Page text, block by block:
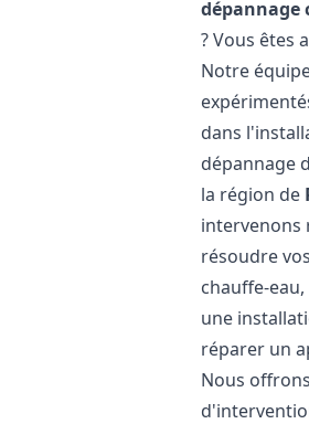
dépannage
? Vous êtes
Notre
dans
dépannage
la région de
intervenons
résoudre
chauffe-
une
réparer un
Nous